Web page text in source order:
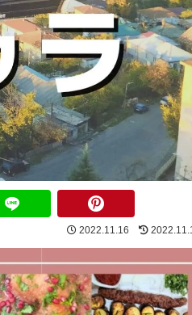
2022.11.16